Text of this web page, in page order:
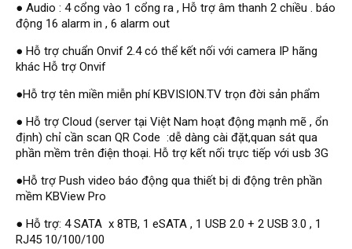
Access control Syris
Giải pháp
LẮP ĐẶT CAMERA TRỌN GÓI
GIẢI PHÁP CAMERA AN NINH
BÁO ĐỘNG CHỐNG TRỘM
GIẢI PHÁP GIÁM SÁT RA VÀO
GIẢI PHÁP NHỎ TRỌN GÓI
Hỗ trợ kỹ thuật
Hướng dẫn sử dụng
Tài liệu kỹ thuật
Tin tức
Liên hệ
● Audio : 4 cổng vào 1 cổng ra , Hỗ trợ âm thanh 2 chiều . báo
động 16 alarm in , 6 alarm out
● Hỗ trợ chuẩn Onvif 2.4 có thể kết nối với camera IP hãng
khác Hỗ trợ Onvif
●Hỗ trợ tên miền miễn phí KBVISION.TV trọn đời sản phẩm
● Hỗ trợ Cloud (server tại Việt Nam hoạt động mạnh mẽ , ổn
định) chỉ cần scan QR Code :dễ dàng cài đặt,quan sát qua
phần mềm trên điện thoại. Hỗ trợ kết nối trực tiếp với usb 3G
●Hỗ trợ Push video báo động qua thiết bị di động trên phần
mềm KBView Pro
● Hỗ trợ: 4 SATA x 8TB, 1 eSATA , 1 USB 2.0 + 2 USB 3.0 , 1
RJ45 10/100/100